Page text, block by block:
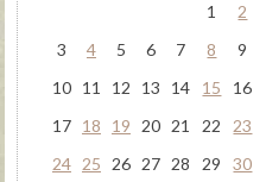
1
2
3
4 5 6 7 8
9
10 11 12 13 14 15
16
17 18 19 20 21 22
23
24 25 26 27 28 29 30